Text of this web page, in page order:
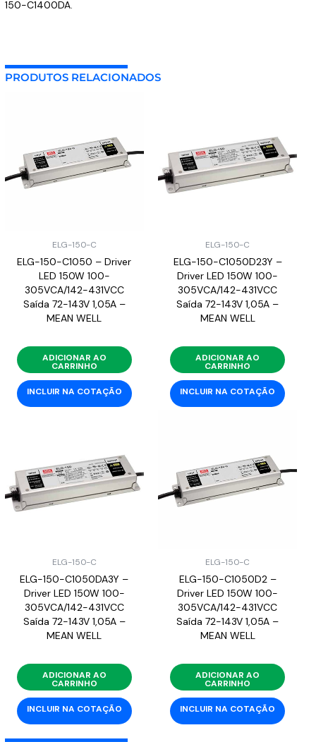
150-C1400DA.
PRODUTOS RELACIONADOS
ELG-150-C
ELG-150-C1050 – Driver
LED 150W 100-
305VCA/142-431VCC
Saída 72-143V 1,05A –
MEAN WELL
ADICIONAR AO
CARRINHO
INCLUIR NA COTAÇÃO
ELG-150-C
ELG-150-C1050D23Y –
Driver LED 150W 100-
305VCA/142-431VCC
Saída 72-143V 1,05A –
MEAN WELL
ADICIONAR AO
CARRINHO
INCLUIR NA COTAÇÃO
ELG-150-C
ELG-150-C1050DA3Y –
Driver LED 150W 100-
305VCA/142-431VCC
Saída 72-143V 1,05A –
MEAN WELL
ADICIONAR AO
CARRINHO
INCLUIR NA COTAÇÃO
ELG-150-C
ELG-150-C1050D2 –
Driver LED 150W 100-
305VCA/142-431VCC
Saída 72-143V 1,05A –
MEAN WELL
ADICIONAR AO
CARRINHO
INCLUIR NA COTAÇÃO